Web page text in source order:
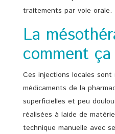
traitements par voie orale.
La
comment
Ces injections locales
médicaments de la
superficielles et peu
réalisées à laide de
technique manuelle avec